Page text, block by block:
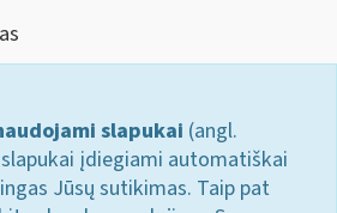
slapukai (angl.
įdiegiami automatiškai
Jūsų sutikimas. Taip pat